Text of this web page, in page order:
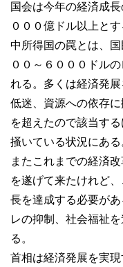
国会は今年の経済成
０００億ドル以上と
中所得国の罠とは、
００～６０００ドル
れる。多くは経済発
低迷、資源への依存
を超えたので該当す
掻いている状況にある
またこれまでの経済
を遂げて来たけれど
長を達成する必要が
レの抑制、社会福祉
る。
首相は経済発展を実